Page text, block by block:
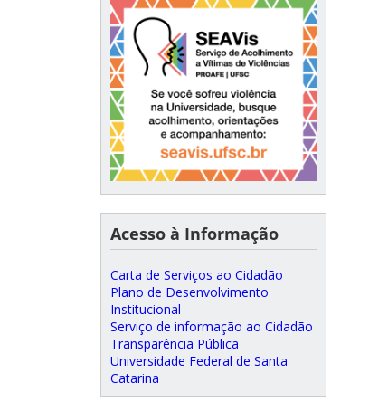
Acesso à Informação
Carta de Serviços ao Cidadão
Plano de Desenvolvimento
Institucional
Serviço de informação ao Cidadão
Transparência Pública
Universidade Federal de Santa
Catarina